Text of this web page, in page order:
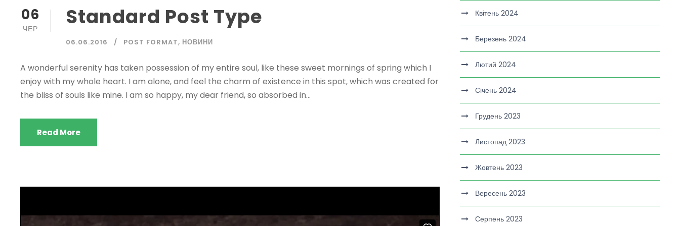
я
з
н
ч
06
ЧЕР Standard Post Type
06.06.2016 POST FORMAT, НОВИНИ
A wonderful serenity has taken possession of my entire soul, like these sweet mornings of spring which I
enjoy with my whole heart. I am alone, and feel the charm of existence in this spot, which was created for
the bliss of souls like mine. I am so happy, my dear friend, so absorbed in...
Read More
Квітень 2024
Березень 2024
Лютий 2024
Січень 2024
Грудень 2023
Листопад 2023
Жовтень 2023
Вересень 2023
Серпень 2023